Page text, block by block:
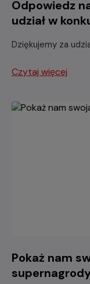
Odpowiedz
udział w
Dziękujemy za
Czytaj więcej
Pokaż nam